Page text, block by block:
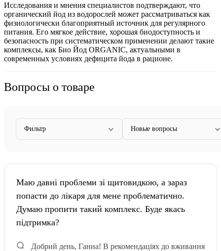
Исследования и мнения специалистов подтверждают, что
органический йод из водорослей может рассматриваться как
физиологически благоприятный источник для регулярного
питания. Его мягкое действие, хорошая биодоступность и
безопасность при систематическом применении делают такие
комплексы, как Био Йод ORGANIC, актуальными в
современных условиях дефицита йода в рационе.
Вопросы о товаре
Фильтр Новые вопросы
Маю давні проблеми зі щитовидкою, а зараз
попасти до лікаря для мене проблематично.
Думаю пропити такий комплекс. Буде якась
підтримка?
Добрий день, Ганна! В рекомендаціях до вживання